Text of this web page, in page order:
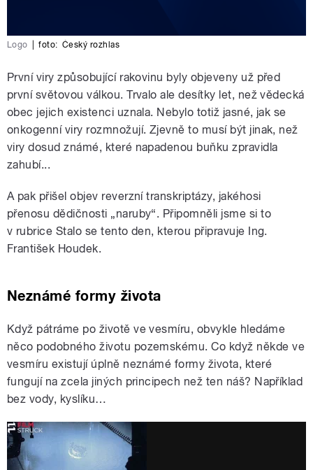
Logo foto: Český rozhlas
První viry způsobující rakovinu byly objeveny už před
první světovou válkou. Trvalo ale desítky let, než vědecká
obec jejich existenci uznala. Nebylo totiž jasné, jak se
onkogenní viry rozmnožují. Zjevně to musí být jinak, než
viry dosud známé, které napadenou buňku zpravidla
zahubí...
A pak přišel objev reverzní transkriptázy, jakéhosi
přenosu dědičnosti „naruby“. Připomněli jsme si to
v rubrice Stalo se tento den, kterou připravuje Ing.
František Houdek.
Neznámé formy života
Když pátráme po životě ve vesmíru, obvykle hledáme
něco podobného životu pozemskému. Co když někde ve
vesmíru existují úplně neznámé formy života, které
fungují na zcela jiných principech než ten náš? Například
bez vody, kyslíku…